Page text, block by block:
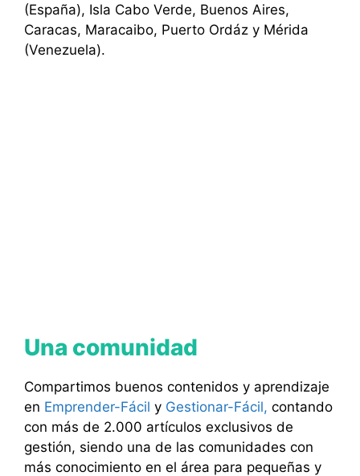
(España), Isla Cabo Verde, Buenos Aires,
Caracas, Maracaibo, Puerto Ordáz y Mérida
(Venezuela).
Una comunidad
Compartimos buenos contenidos y aprendizaje
en Emprender-Fácil y Gestionar-Fácil, contando
con más de 2.000 artículos exclusivos de
gestión, siendo una de las comunidades con
más conocimiento en el área para pequeñas y